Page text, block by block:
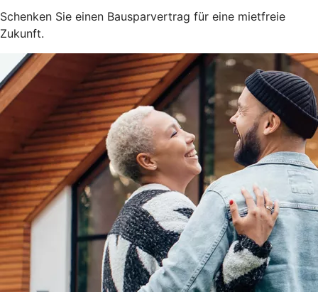
Schenken Sie einen Bausparvertrag für eine mietfreie
Zukunft.